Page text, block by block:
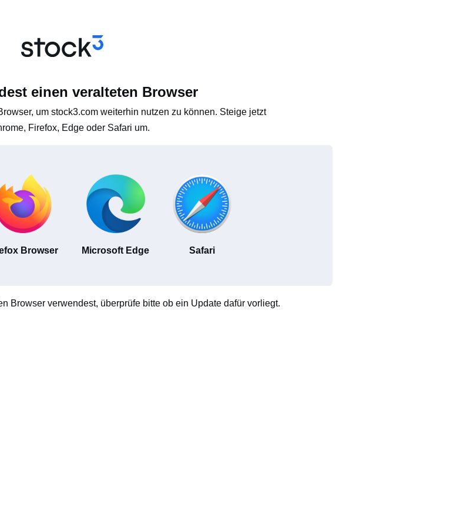
einen veralteten Browser
um stock3.com weiterhin nutzen zu können. Steige jetzt
Firefox, Edge oder Safari um.
Browser Microsoft Edge Safari
Browser verwendest, überprüfe bitte ob ein Update dafür vorliegt.